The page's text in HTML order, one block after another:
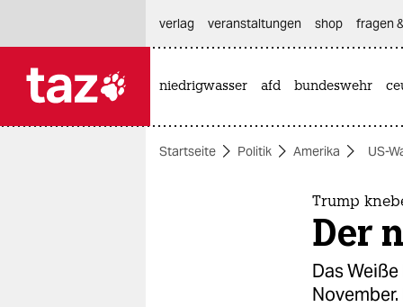
themen
verlag
veranstaltungen shop fragen
niedrigwasser afd bundeswehr
Startseite Politik Amerika US-
Trump
Der
Das